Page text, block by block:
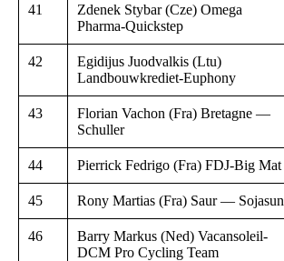
41
Zdenek Stybar (Cze) Omega
Pharma-Quickstep
42
Egidijus Juodvalkis (Ltu)
Landbouwkrediet-Euphony
43
Florian Vachon (Fra) Bretagne —
Schuller
44 Pierrick Fedrigo (Fra) FDJ-Big Mat
45 Rony Martias (Fra) Saur — Sojasun
46
Barry Markus (Ned) Vacansoleil-
DCM Pro Cycling Team